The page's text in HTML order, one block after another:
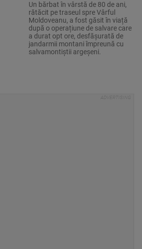
Un bărbat în vârstă de 80 de ani,
rătăcit pe traseul spre Vârful
Moldoveanu, a fost găsit în viață
după o operațiune de salvare care
a durat opt ore, desfășurată de
jandarmii montani împreună cu
salvamontiștii argeșeni.